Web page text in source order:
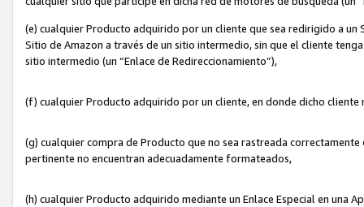
(e) cualquier Producto adquirido por un cliente que sea redirigido a un
Sitio de Amazon a través de un sitio intermedio, sin que el cliente
sitio intermedio (un “Enlace de Redireccionamiento”),
(f) cualquier Producto adquirido por un cliente, en donde dicho
(g) cualquier compra de Producto que no sea rastreada
pertinente no encuentran adecuadamente formateados,
(h) cualquier Producto adquirido mediante un Enlace Especial en una